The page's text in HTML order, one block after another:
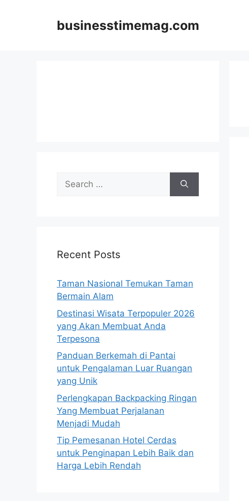
businesstimemag.com
Search
for:
Recent Posts
Taman Nasional Temukan Taman
Bermain Alam
Destinasi Wisata Terpopuler 2026
yang Akan Membuat Anda
Terpesona
Panduan Berkemah di Pantai
untuk Pengalaman Luar Ruangan
yang Unik
Perlengkapan Backpacking Ringan
Yang Membuat Perjalanan
Menjadi Mudah
Tip Pemesanan Hotel Cerdas
untuk Penginapan Lebih Baik dan
Harga Lebih Rendah